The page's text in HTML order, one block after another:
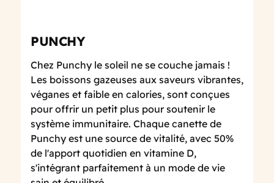
PUNCHY
Chez Punchy le soleil ne se couche jamais !
Les boissons gazeuses aux saveurs vibrantes,
véganes et faible en calories, sont conçues
pour offrir un petit plus pour soutenir le
système immunitaire. Chaque canette de
Punchy est une source de vitalité, avec 50%
de l'apport quotidien en vitamine D,
s'intégrant parfaitement à un mode de vie